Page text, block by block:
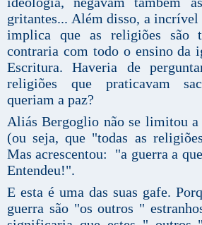
gritantes... Além disso, a
implica que as religiões são
contraria com todo o ensino da
Escritura. Haveria de
religiões que praticavam
queriam a paz?
Aliás Bergoglio não se limitou a
(ou seja, que "todas as
Mas acrescentou: "a guerra a
Entendeu!".
E esta é uma das suas gafe.
guerra são "os outros "